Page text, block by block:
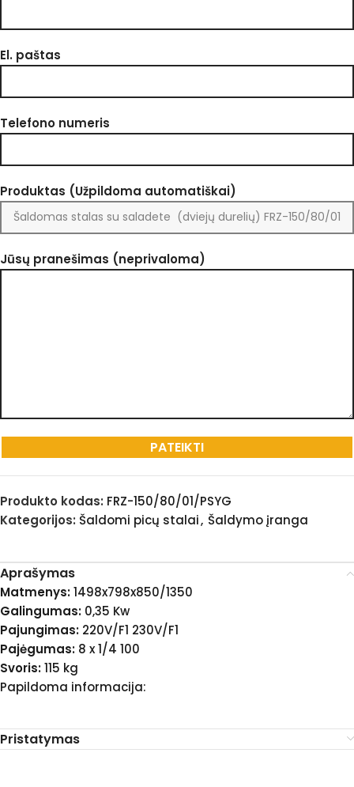
El. paštas
Telefono numeris
Produktas (Užpildoma automatiškai)
Jūsų pranešimas (neprivaloma)
Produkto kodas: FRZ-150/80/01/PSYG
Kategorijos: Šaldomi picų stalai, Šaldymo įranga
Aprašymas
Matmenys:1498x798x850/1350
Galingumas: 0,35 Kw
Pajungimas: 220V/F1 230V/F1
Pajėgumas: 8 x 1/4 100
Svoris:115 kg
Papildoma informacija:
Pristatymas